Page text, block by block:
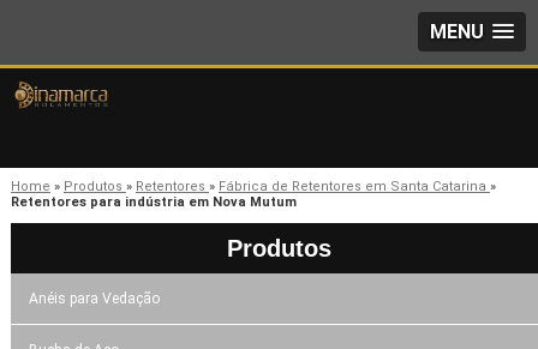
MENU
Home » Produtos » Retentores » Fábrica de Retentores em Santa Catarina »
Retentores para indústria em Nova Mutum
Produtos
Anéis para Vedação